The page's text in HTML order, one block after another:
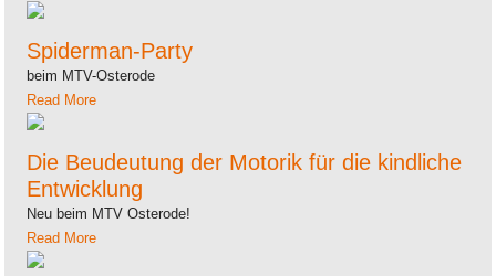
Spiderman-Party
beim MTV-Osterode
Read More
Die Beudeutung der Motorik für die kindliche
Entwicklung
Neu beim MTV Osterode!
Read More